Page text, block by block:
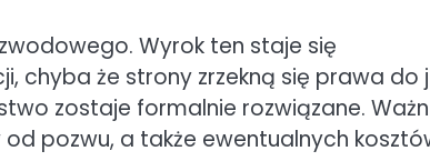
Wyrok ten staje się
chyba że strony zrzekną się prawa do
zostaje formalnie rozwiązane.
pozwu, a także ewentualnych